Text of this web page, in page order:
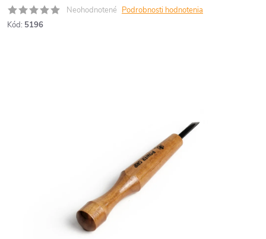
Neohodnotené Podrobnosti hodnotenia
Kód: 5196